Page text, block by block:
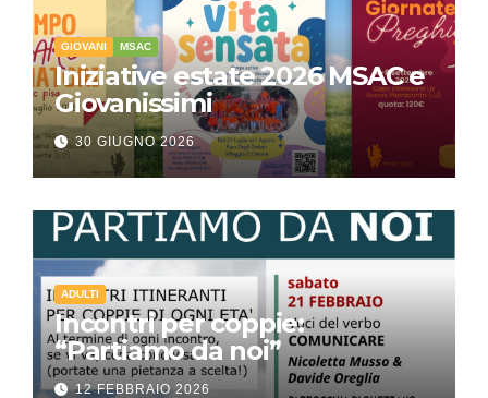
GIOVANI MSAC
Iniziative estate 2026 MSAC e
Giovanissimi
30 GIUGNO 2026
ADULTI
Incontri per coppie:
“Partiamo da noi”
12 FEBBRAIO 2026